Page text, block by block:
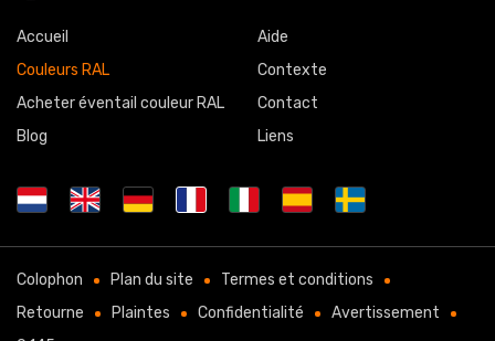
Accueil
Couleurs RAL
Acheter éventail couleur RAL
Blog
Aide
Contexte
Contact
Liens
Colophon Plan du site
Termes et conditions
Retourne
Plaintes Confidentialité
Avertissement